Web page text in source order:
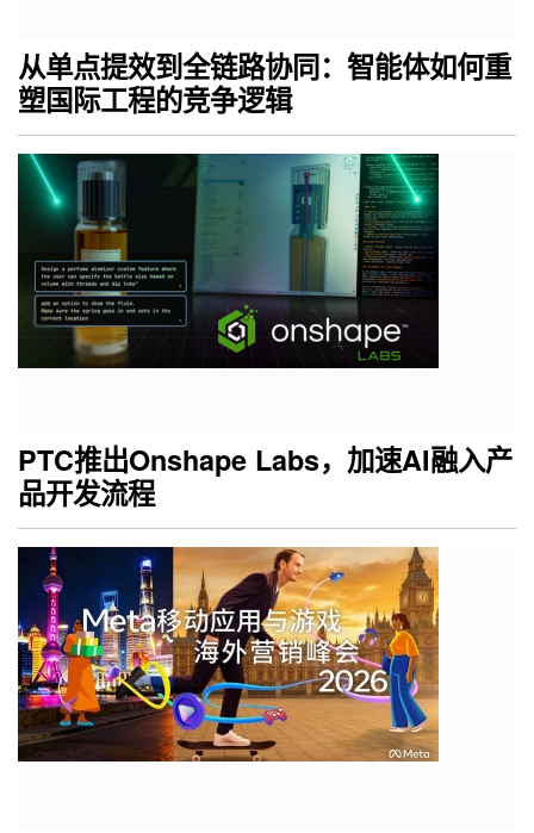
从单点提效到全链路协同：智能体如何重
塑国际工程的竞争逻辑
PTC推出Onshape Labs，加速AI融入产
品开发流程